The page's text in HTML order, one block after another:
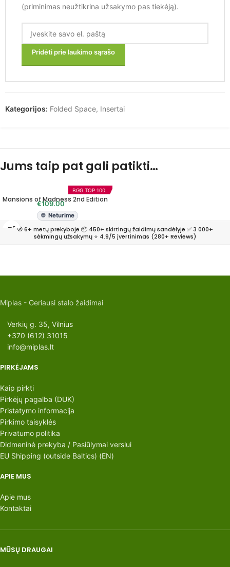
(priminimas neužtikrina užsakymo pas tiekėją).
Pridėti prie laukimo sąrašo
Kategorijos: Folded Space, Insertai
Jums taip pat gali patikti…
BGG TOP 100
Mansions of Madness 2nd Edition
€109.00
Neturime
🧭 6+ metų prekyboje 📦 450+ skirtingų žaidimų sandėlyje ✅ 3 000+
sėkmingų užsakymų ⭐ 4.9/5 įvertinimas (280+ Reviews)
Miplas - Geriausi stalo žaidimai
Verkių g. 35, Vilnius
+370 (612) 31015
info@miplas.lt
PIRKĖJAMS
Kaip pirkti
Pirkėjų pagalba (DUK)
Pristatymo informacija
Pirkimo taisyklės
Privatumo politika
Didmeninė prekyba / Pasiūlymai verslui
EU Shipping (outside Baltics) (EN)
APIE MUS
Apie mus
Kontaktai
MŪSŲ DRAUGAI